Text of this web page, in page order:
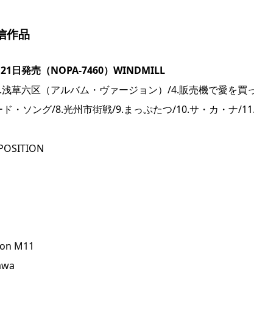
作品
日発売（NOPA-7460）WINDMILL
草六区（アルバム・ヴァージョン）/4.販売機で愛を買
・ソング/8.光州市街戦/9.まっぷたつ/10.サ・カ・ナ/
M11